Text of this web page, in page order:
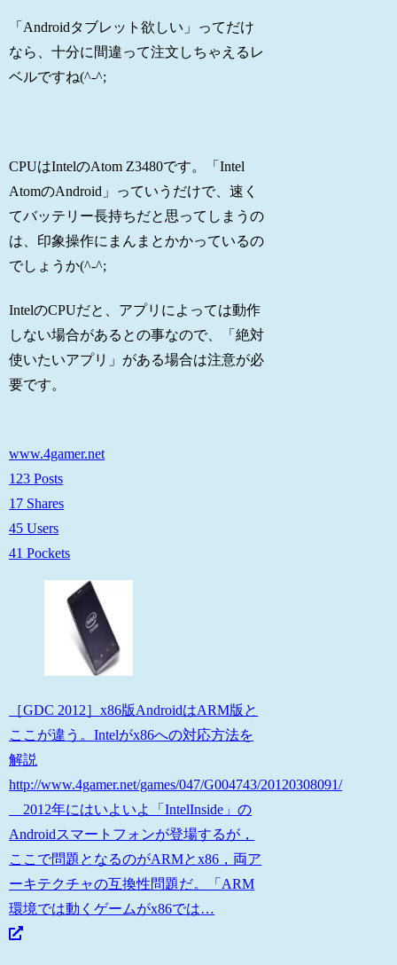
「Androidタブレット欲しい」ってだけ
なら、十分に間違って注文しちゃえるレ
ベルですね(^-^;
CPUはIntelのAtom Z3480です。「Intel
AtomのAndroid」っていうだけで、速く
てバッテリー長持ちだと思ってしまうの
は、印象操作にまんまとかかっているの
でしょうか(^-^;
IntelのCPUだと、アプリによっては動作
しない場合があるとの事なので、「絶対
使いたいアプリ」がある場合は注意が必
要です。
www.4gamer.net
123 Posts
17 Shares
45 Users
41 Pockets
［GDC 2012］x86版AndroidはARM版と
ここが違う。Intelがx86への対応方法を
解説
http://www.4gamer.net/games/047/G004743/20120308091/
2012年にはいよいよ「IntelInside」の
Androidスマートフォンが登場するが，
ここで問題となるのがARMとx86，両ア
ーキテクチャの互換性問題だ。「ARM
環境では動くゲームがx86では…